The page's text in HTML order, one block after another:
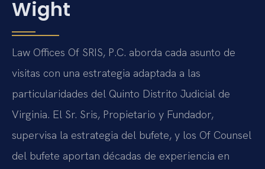
Wight
Law Offices Of SRIS, P.C. aborda cada asunto de
visitas con una estrategia adaptada a las
particularidades del Quinto Distrito Judicial de
Virginia. El Sr. Sris, Propietario y Fundador,
supervisa la estrategia del bufete, y los Of Counsel
del bufete aportan décadas de experiencia en